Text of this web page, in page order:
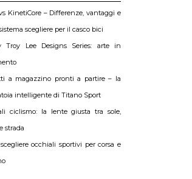
KinetiCore – Differenze, vantaggi e
scegliere per il casco bici
Troy Lee Designs Series: arte in
a magazzino pronti a partire – la
intelligente di Titano Sport
ciclismo: la lente giusta tra sole,
strada
occhiali sportivi per corsa e